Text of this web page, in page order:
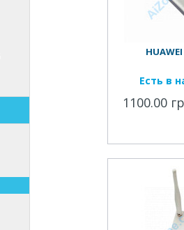
HUAWEI
Есть в
1100.00